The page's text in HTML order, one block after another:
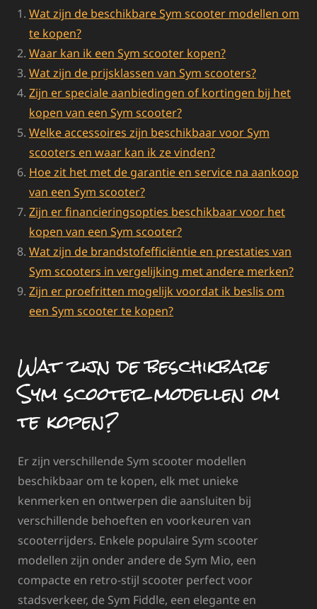
Wat zijn de beschikbare Sym scooter modellen om
te kopen?
Waar kan ik een Sym scooter kopen?
Wat zijn de prijsklassen van Sym scooters?
Zijn er speciale aanbiedingen of kortingen bij het
kopen van een Sym scooter?
Welke accessoires zijn beschikbaar voor Sym
scooters en waar kan ik ze vinden?
Hoe zit het met de garantie en service na aankoop
van een Sym scooter?
Zijn er financieringsopties beschikbaar voor het
kopen van een Sym scooter?
Wat zijn de brandstofefficiëntie en prestaties van
Sym scooters in vergelijking met andere merken?
Zijn er proefritten mogelijk voordat ik beslis om
een Sym scooter te kopen?
Wat zijn de beschikbare
Sym scooter modellen om
te kopen?
Er zijn verschillende Sym scooter modellen
beschikbaar om te kopen, elk met unieke
kenmerken en ontwerpen die aansluiten bij
verschillende behoeften en voorkeuren van
scooterrijders. Enkele populaire Sym scooter
modellen zijn onder andere de Sym Mio, een
compacte en retro-stijl scooter perfect voor
stadsverkeer, de Sym Fiddle, een elegante en